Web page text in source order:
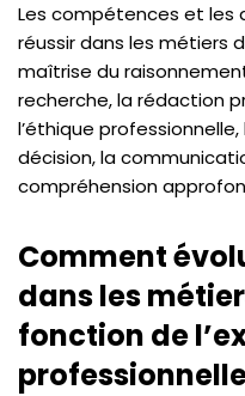
Les compétences et les
réussir dans les métiers
maîtrise du
recherche, la rédaction
l’éthique
décision, la
compréhension
Comment
dans les
fonction de